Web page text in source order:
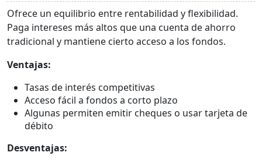
Ofrece un equilibrio entre rentabilidad y flexibilidad.
Paga intereses más altos que una cuenta de ahorro
tradicional y mantiene cierto acceso a los fondos.
Ventajas:
Tasas de interés competitivas
Acceso fácil a fondos a corto plazo
Algunas permiten emitir cheques o usar tarjeta de
débito
Desventajas: